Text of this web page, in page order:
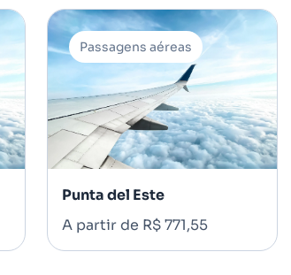
Passagens aéreas
Punta del Este
A partir de R$ 771,55